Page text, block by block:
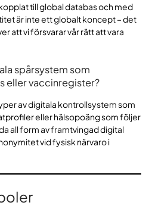
till global databas och med
är inte ett globalt koncept – det
att vi försvarar vår rätt att vara
spårsystem som
eller vaccinregister?
av digitala kontrollsystem som
eller hälsopoäng som följer
all form av framtvingad digital
vid fysisk närvaro i